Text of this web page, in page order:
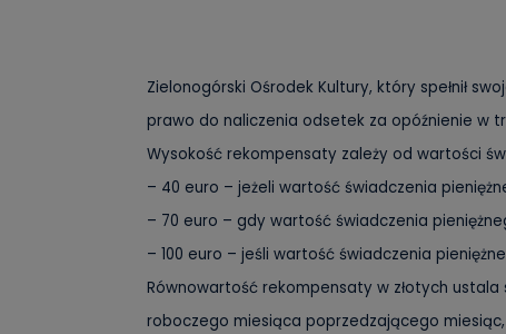
Zielonogórski Ośrodek Kultury, który spełnił
prawo do naliczenia odsetek za opóźnienie w
Wysokość rekompensaty zależy od wartości
– 40 euro – jeżeli wartość świadczenia
– 70 euro – gdy wartość świadczenia
– 100 euro – jeśli wartość świadczenia
Równowartość rekompensaty w złotych
roboczego miesiąca poprzedzającego